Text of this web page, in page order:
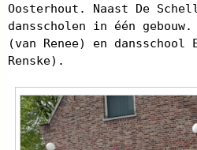
Oosterhout. Naast De
dansscholen in één gebouw.
(van Renee) en dansschool
Renske).